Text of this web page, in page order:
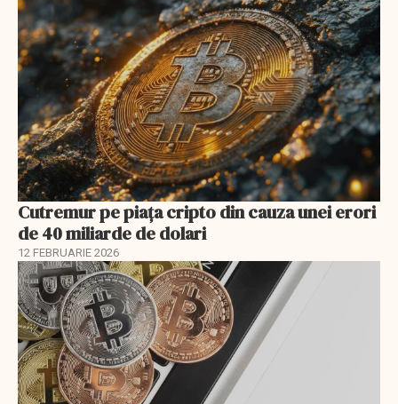
Cutremur pe piața cripto din cauza unei erori
de 40 miliarde de dolari
12 FEBRUARIE 2026